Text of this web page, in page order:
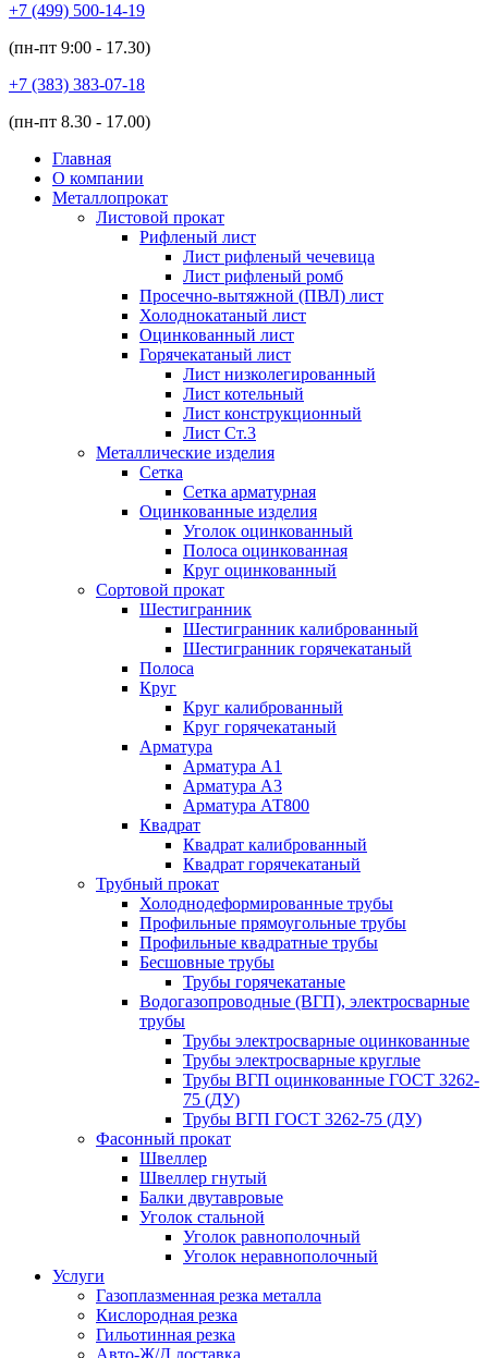
+7 (499) 500-14-19
(пн-пт 9:00 - 17.30)
+7 (383) 383-07-18
(пн-пт 8.30 - 17.00)
Главная
О компании
Металлопрокат
Листовой прокат
Рифленый лист
Лист рифленый чечевица
Лист рифленый ромб
Просечно-вытяжной (ПВЛ) лист
Холоднокатаный лист
Оцинкованный лист
Горячекатаный лист
Лист низколегированный
Лист котельный
Лист конструкционный
Лист Ст.3
Металлические изделия
Сетка
Сетка арматурная
Оцинкованные изделия
Уголок оцинкованный
Полоса оцинкованная
Круг оцинкованный
Сортовой прокат
Шестигранник
Шестигранник калиброванный
Шестигранник горячекатаный
Полоса
Круг
Круг калиброванный
Круг горячекатаный
Арматура
Арматура А1
Арматура А3
Арматура АТ800
Квадрат
Квадрат калиброванный
Квадрат горячекатаный
Трубный прокат
Холоднодеформированные трубы
Профильные прямоугольные трубы
Профильные квадратные трубы
Бесшовные трубы
Трубы горячекатаные
Водогазопроводные (ВГП), электросварные
трубы
Трубы электросварные оцинкованные
Трубы электросварные круглые
Трубы ВГП оцинкованные ГОСТ 3262-
75 (ДУ)
Трубы ВГП ГОСТ 3262-75 (ДУ)
Фасонный прокат
Швеллер
Швеллер гнутый
Балки двутавровые
Уголок стальной
Уголок равнополочный
Уголок неравнополочный
Услуги
Газоплазменная резка металла
Кислородная резка
Гильотинная резка
Авто-Ж/Д доставка